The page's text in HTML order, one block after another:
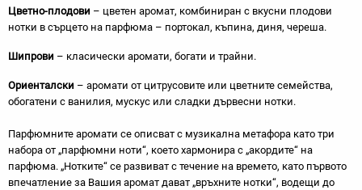
Цветно-плодови – цветен аромат, комбиниран с вкусни плодови
нотки в сърцето на парфюма – портокал, къпина, диня, череша.
Шипрови – класически аромати, богати и трайни.
Ориенталски – аромати от цитрусовите или цветните семейства,
обогатени с ванилия, мускус или сладки дървесни нотки.
Парфюмните аромати се описват с музикална метафора като три
набора от „парфюмни ноти“, което хармонира с „акордите“ на
парфюма. „Нотките“ се развиват с течение на времето, като първото
впечатление за Вашия аромат дават „връхните нотки“, водещи до